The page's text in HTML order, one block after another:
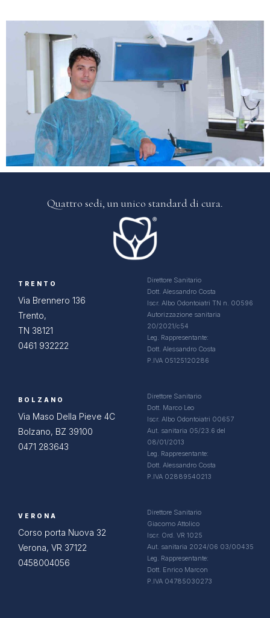
Quattro sedi, un unico standard di cura.
TRENTO
Via Brennero 136
Trento,
TN 38121
0461 932222
Direttore Sanitario
Dott. Alessandro Costa
Iscr. Albo Odontoiatri TN n. 00596
Autorizzazione sanitaria
20/2021/c54
Leg. Rappresentante:
Dott. Alessandro Costa
P.IVA 05125120286
BOLZANO
Via Maso Della Pieve 4C
Bolzano, BZ 39100
0471 283643
Direttore Sanitario
Dott. Marco Leo
Iscr. Albo Odontoiatri 00657
Aut. sanitaria 05/23.6 del
08/01/2013
Leg. Rappresentante:
Dott. Alessandro Costa
P.IVA 02889540213
VERONA
Corso porta Nuova 32
Verona, VR 37122
0458004056
Direttore Sanitario
Giacomo Attolico
Iscr. Ord. VR 1025
Aut. sanitaria 2024/06 03/00435
Leg. Rappresentante:
Dott. Enrico Marcon
P.IVA 04785030273